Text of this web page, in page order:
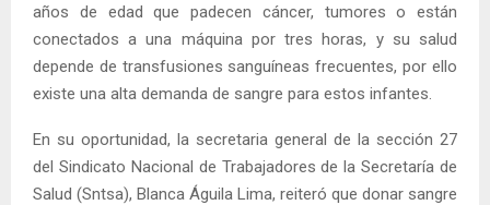
años de edad que padecen cáncer, tumores o están
conectados a una máquina por tres horas, y su salud
depende de transfusiones sanguíneas frecuentes, por ello
existe una alta demanda de sangre para estos infantes.
En su oportunidad, la secretaria general de la sección 27
del Sindicato Nacional de Trabajadores de la Secretaría de
Salud (Sntsa), Blanca Águila Lima, reiteró que donar sangre